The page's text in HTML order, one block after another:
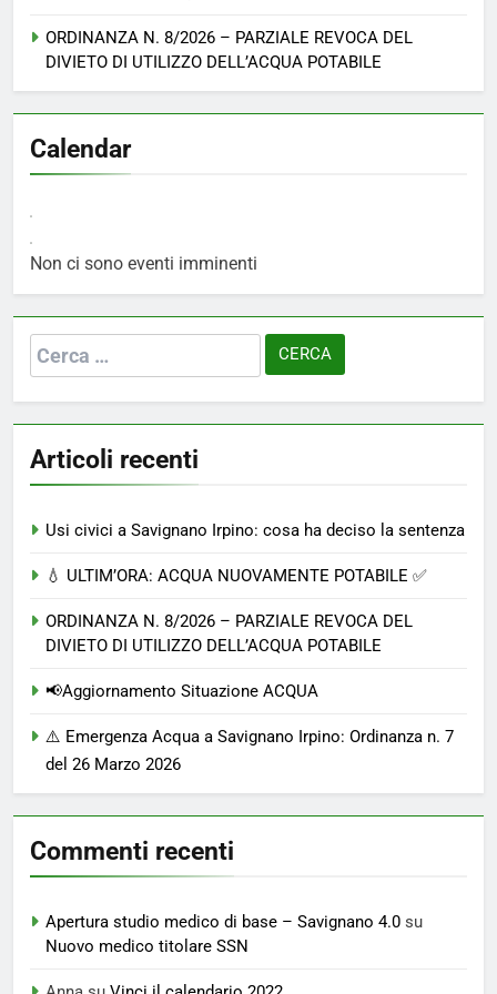
ORDINANZA N. 8/2026 – PARZIALE REVOCA DEL
DIVIETO DI UTILIZZO DELL’ACQUA POTABILE
Calendar
Non ci sono eventi imminenti
Ricerca
per:
Articoli recenti
Usi civici a Savignano Irpino: cosa ha deciso la sentenza
💧 ULTIM’ORA: ACQUA NUOVAMENTE POTABILE ✅
ORDINANZA N. 8/2026 – PARZIALE REVOCA DEL
DIVIETO DI UTILIZZO DELL’ACQUA POTABILE
📢Aggiornamento Situazione ACQUA
⚠️ Emergenza Acqua a Savignano Irpino: Ordinanza n. 7
del 26 Marzo 2026
Commenti recenti
Apertura studio medico di base – Savignano 4.0 su
Nuovo medico titolare SSN